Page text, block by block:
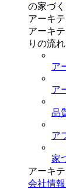
の家づく
アーキ
アーキ
りの流
ア
ア
品
ア
家
アーキ
会社情報